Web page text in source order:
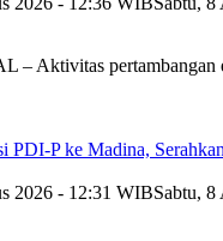
Aktivitas pertambangan
PDI-P ke Madina,
2026 - 12:31 WIBSabtu, 8